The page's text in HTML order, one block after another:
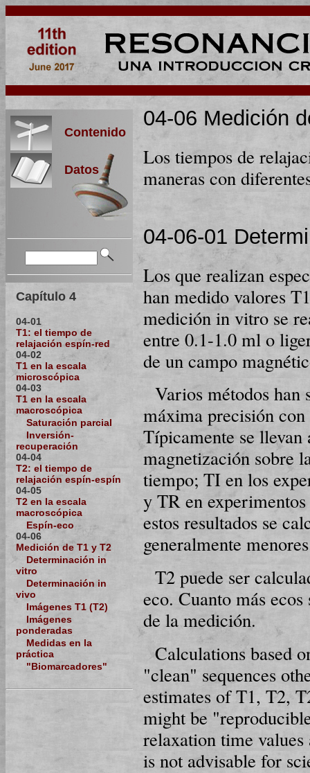
Contenido
Datos
Capítulo 4
04-01
T1: el tiempo de
relajación espín-red
04-02
T1 en la escala
microscópica
04-03
T1 en la escala
macroscópica
Saturación parcial
Inversión-
recuperación
04-04
T2: el tiempo de
relajación espín-espín
04-05
T2 en la escala
macroscópica
Espín-eco
04-06
Medición de T1 y T2
Determinación in
vitro
Determinación in
vivo
Imágenes T1 (T2)
Imágenes
ponderadas
Medidas en la
práctica
"Biomarcadores"
04-06 Medición
Los tiempos de
maneras con
04-06-01
Los que realizan
han medido valores
medición in vitro se
entre 0.1-1.0 ml o
de un campo
Varios métodos han
máxima precisión
Típicamente se llevan
magnetización sobre
tiempo; TI en los
y TR en
estos resultados se
generalmente
T2 puede ser
eco. Cuanto más
de la medición.
Calculations based
"clean" sequences
estimates of T1, T2,
might be
relaxation time values
is not advisable for